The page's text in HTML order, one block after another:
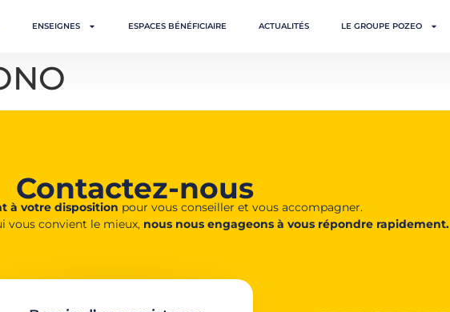
ENSEIGNES ESPACES BÉNÉFICIAIRE ACTUALITÉS LE GROUPE POZEO
Contactez-nous
à votre disposition pour vous conseiller et vous accompagner.
vous convient le mieux, nous nous engageons à vous répondre rapidement.